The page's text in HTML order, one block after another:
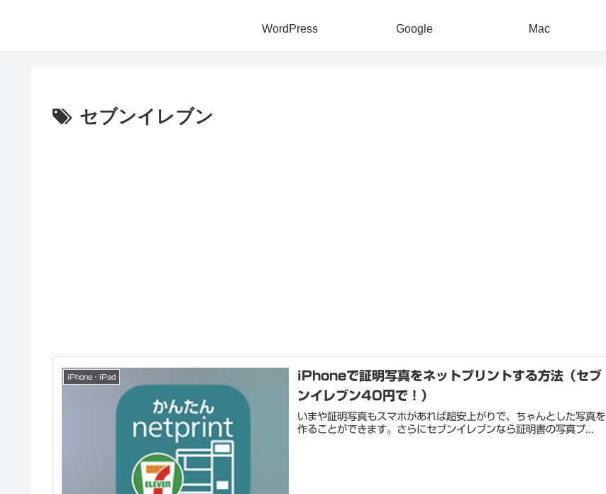
WordPress Google Mac
セブンイレブン
iPhone・iPad
iPhoneで証明写真をネットプリントする方法（セブ
ンイレブン40円で！）
いまや証明写真もスマホがあれば超安上がりで、ちゃんとした写真を
作ることができます。さらにセブンイレブンなら証明書の写真プ...